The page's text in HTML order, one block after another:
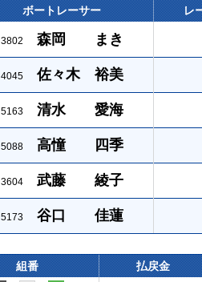
ボートレーサー レ
3802 森岡 まき
4045 佐々木 裕美
5163 清水 愛海
5088 高憧 四季
3604 武藤 綾子
5173 谷口 佳蓮
組番 払戻金